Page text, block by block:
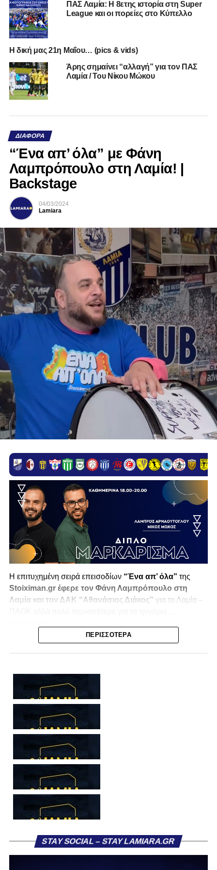
ΠΑΣ Λαμία: Η 8ετης ιστορία στη Super
League και οι πορείες στο Κύπελλο
Η δική μας 21η Μαΐου… (pics & vids)
Άρης σημαίνει “αλλαγή” για τον ΠΑΣ
Λαμία / Του Νίκου Μώκου
ΔΙΆΦΟΡΑ
“Ένα απ’ όλα” με Φάνη
Λαμπρόπουλο στη Λαμία! |
Backstage
04/03/2024
Lamiara
H επιτυχημένη σειρά επεισοδίων “Ένα απ’ όλα” της
Stoiximan.gr έφερε τον Φάνη Λαμπρόπουλο στη
Λαμία και τον ΔΑΚ “Αθανάσιος Διάκος” για το Λαμία –
pregame του γνωστού παρουσιαστή
περιλάμβανε… πολλά «απ’ όλα»!…
Ωστόσο δεν ήταν δυνατόν να μην βρεθεί νωρίτερα, στα
γραφεία του συνδέσμου, να πάρει μία “γεύση” και από την
κερκίδα του ΠΑΣ Λαμία
Δείτε τα βίντεο και τις φωτογραφίες που ανέβασε στο
προφίλ του:
Πρόγραμμα
Αναπαραγωγής
ΠΕΡΙΣΣΌΤΕΡΑ
STAY SOCIAL – STAY LAMIARA.GR